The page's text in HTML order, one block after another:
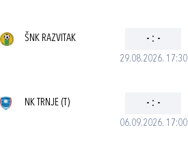
29.08.2026. 17:30
ŠNK RAZVITAK - : -
06.09.2026. 17:00
NK TRNJE (T) - : -